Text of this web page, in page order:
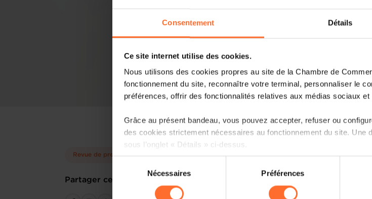
Consentement Détails
Ce site internet utilise des cookies.
Nous utilisons des cookies propres au site de la Chambre de
fonctionnement du site, reconnaître votre terminal, personnaliser le
préférences, offrir des fonctionnalités relatives aux médias sociaux
Grâce au présent bandeau, vous pouvez accepter, refuser ou
des cookies strictement nécessaires au fonctionnement du site.
sous l’onglet « Détails » ci-dessus.
Il est précisé que la navigation sur le site et certaines fonctionnalités
cas de refus de tous les cookies ou des cookies non nécessaires.
consentement
Nécessaires Préférences
Revue de presse
Partager cet article
The Chamber of
economics. Now
On May 6,
marketers, legal
are companies
the motions?
Read more